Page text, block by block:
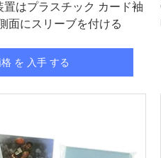
はプラスチック カード袖
面にスリーブを付ける
を 入手 する